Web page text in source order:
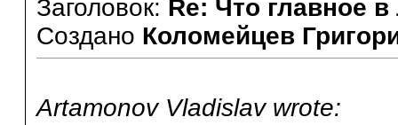
Заголовок: Re: Что главное в
Создано Коломейцев
Artamonov Vladislav wrote: